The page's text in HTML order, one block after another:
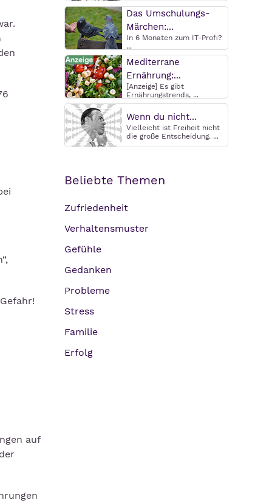
auf
Das Umschulungs-
Märchen:...
In 6 Monaten zum IT-Profi?
...
Mediterrane
Ernährung:...
[Anzeige] Es gibt
Ernährungstrends, ...
Wenn du nicht...
Vielleicht ist Freiheit nicht
die große Entscheidung. ...
Beliebte Themen
Zufriedenheit
Verhaltensmuster
Gefühle
Gedanken
Probleme
Stress
Familie
Erfolg